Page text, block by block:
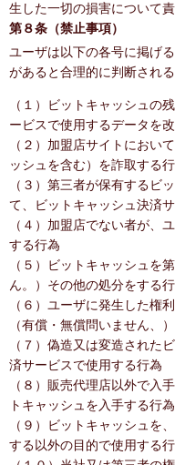
生した一切の損害について
第８条（禁止事項）
ユーザは以下の各号に掲げ
があると合理的に判断され
（１）ビットキャッシュの
ービスで使用するデータを
（２）加盟店サイトにおい
ッシュを含む）を詐取する
（３）第三者が保有するビ
て、ビットキャッシュ決済
（４）加盟店でない者が、
する行為
（５）ビットキャッシュを
ん。）その他の処分をする
（６）ユーザに発生した権
（有償・無償問いません、
（７）偽造又は変造された
済サービスで使用する行為
（８）販売代理店以外で入
トキャッシュを入手する行為
（９）ビットキャッシュを
する以外の目的で使用する